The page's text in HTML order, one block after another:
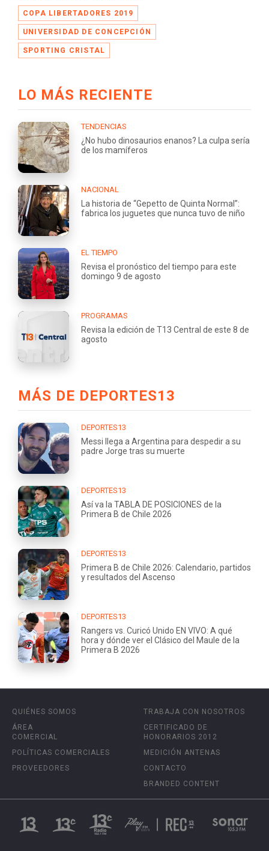
COPA LIBERTADORES 2019
UNIVERSIDAD DE CONCEPCIÓN
SPORTING CRISTAL
LO MÁS RECIENTE
TENDENCIAS
¿No hubo dinosaurios enanos? La culpa sería
de los mamíferos
NACIONAL
La historia de “Gepetto de Quinta Normal”:
fabrica los juguetes que nunca tuvo de niño
EL TIEMPO
Revisa el pronóstico del tiempo para este
domingo 9 de agosto
PROGRAMAS
Revisa la edición de T13 Central de este 8 de
agosto
MÁS DE DEPORTES13
DEPORTES13
Messi llega a Argentina para despedir a su
padre Jorge tras su muerte
DEPORTES13
Así va la TABLA DE POSICIONES de la
Primera B de Chile 2026
DEPORTES13
Primera B de Chile 2026: Calendario, partidos
y resultados del Ascenso
DEPORTES13
Rangers vs. Curicó Unido EN VIVO: A qué
hora y dónde ver el Clásico del Maule de la
Primera B 2026
QUIÉNES SOMOS
ÁREA
COMERCIAL
POLÍTICAS COMERCIALES
PROVEEDORES
TRABAJA CON NOSOTROS
CERTIFICADO DE
HONORARIOS 2012
MEDICIÓN ANTENAS
CONTACTO
BRANDED CONTENT